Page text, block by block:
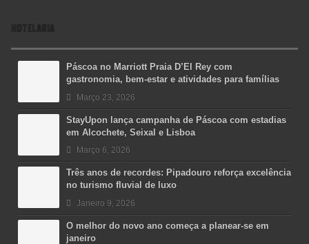
HOTELARIA
Páscoa no Marriott Praia D’El Rey com
gastronomia, bem-estar e atividades para famílias
Março 23, 2026
StayUpon lança campanha de Páscoa com estadias
em Alcochete, Seixal e Lisboa
Março 6, 2026
Três anos de recordes: Pipadouro reforça excelência
no turismo fluvial de luxo
Janeiro 9, 2026
O melhor do novo ano começa a planear-se em
janeiro